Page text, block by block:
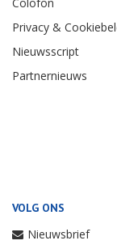
Privacy &
Nieuwsscript
Partnernieuws
VOLG ONS
Nieuwsbrief